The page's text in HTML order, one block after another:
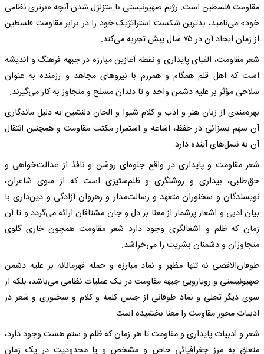
مقاومت فلسطین است. رژیم صهیونیستی با متزلزل شدن آنچه «برتری نظامی
خود» می‌نامید، بدترین شکست استراتژیک خود را در برابر مقاومت فلسطین
از زمان ایجاد آن در ۷۵ سال پیش تجربه می‌کند.
شعر مقاومت، الفبای پایداری و نقطه آغازین مبارزه در جبهه فرهنگ و اندیشه
است که اهل قلم همگام و همرزم با نیروهای مجاهد و رزمنده به عنوان
سلاحی مؤثر بر علیه دشمن واحد و تا دندان مسلح و متجاوز به کار می‌گیرند.
بهره‌مندی از زبان هنر و ادب و کلام شیوا و الحان دلنشین به دلیل ماندگاری
آن سهم بسزائی در حفظ، اشاعه و استمرار مکتب مقاومت و همچنین انتقال
آن به نسل‌های آینده دارد.
شعر مقاومت و پایداری در واقع جلوه‌ای روشن و نافذ از عدالت‌خواهی و
حق‌طلبی، بیداری و روشنگری و ظلم‌ستیزی است که از سوی شاعران،
نویسندگان و سخنوران متعهد و رسالت‌مدار و رهروان آزادگی و دین‌داری با
بیان ادبی و اشعار پرشمار از معنا بر دل و جان مشتاقان ارائه می‌گردد و تا آن
زمان که ظلم و اشغالگری وجود دارد شعر مقاومت همچون خاری گلوی
متجاوزان و دشمنان بشریت را می‌خراشد.
طوفان‌الاقصی نه تنها مظهر و نماد مبارزه و حمله قهرمانانه بر علیه دشمن
صهیونیستی و رویارویی جبهه مقاومت در یک عملیات نظامی می‌باشد، بلکه از
سوی دیگر تجلی و نماد طوفانی از جنس کلمه و کلام و سخنوری و شعر در
ادبیات محور مقاومت را معنا بخشیده است.
شعر و ادبیات پایداری و مقاومت تا هر زمان که ظلم و ستم هست وجود دارد،
متعلق به مرز جغرافیائی خاص و مشخص و یا محدودیت در یک زمان